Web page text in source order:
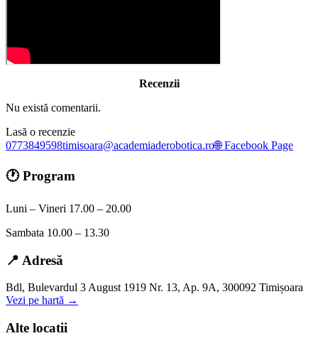
Recenzii
Nu există comentarii.
Lasă o recenzie
0773849598timisoara@academiaderobotica.ro🌐 Facebook Page
🕐 Program
Luni – Vineri 17.00 – 20.00
Sambata 10.00 – 13.30
📍 Adresă
Bdl, Bulevardul 3 August 1919 Nr. 13, Ap. 9A, 300092 Timișoara
Vezi pe hartă →
Alte locatii